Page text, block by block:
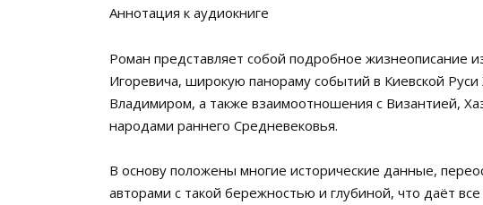
Аннотация к аудиокниге
Роман представляет собой подробное жизнеописание
Игоревича, широкую панораму событий в Киевской
Владимиром, а также взаимоотношения с Византией,
народами раннего Cредневековья.
В основу положены многие исторические данные,
авторами с такой бережностью и глубиной, что даёт